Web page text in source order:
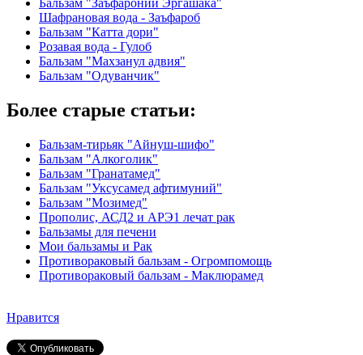
Бальзам "Заъфароний Эргашака"
Шафрановая вода - Заъфароб
Бальзам "Катта дори"
Розавая вода - Гулоб
Бальзам "Махзанул адвия"
Бальзам "Одуванчик"
Более старые статьи:
Бальзам-тирьяк "Айнуш-шифо"
Бальзам "Алкоголик"
Бальзам "Гранатамед"
Бальзам "Уксусамед афтимуний"
Бальзам "Мозимед"
Прополис, АСД2 и АРЭ1 лечат рак
Бальзамы для печени
Мои бальзамы и Рак
Противораковый бальзам - Огромпомощь
Противораковый бальзам - Маклюрамед
Нравится